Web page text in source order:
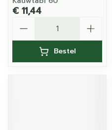
€ 11,44
Bestel